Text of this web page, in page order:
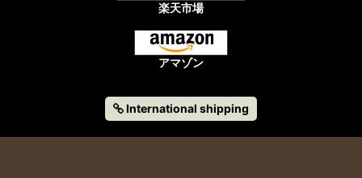
楽天市場
アマゾン
International shipping